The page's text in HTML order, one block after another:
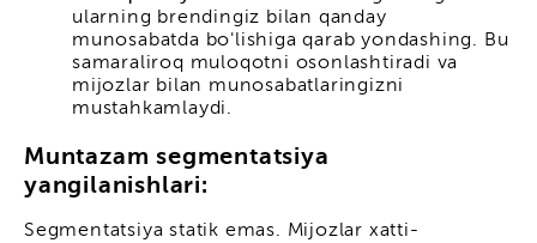
ularning brendingiz bilan qanday
munosabatda bo'lishiga qarab yondashing. Bu
samaraliroq muloqotni osonlashtiradi va
mijozlar bilan munosabatlaringizni
mustahkamlaydi.
Muntazam segmentatsiya
yangilanishlari:
Segmentatsiya statik emas. Mijozlar xatti-